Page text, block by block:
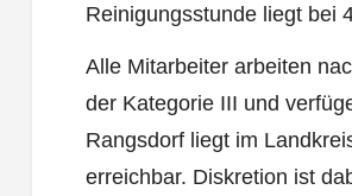
Reinigungsstunde liegt bei
Alle Mitarbeiter arbeiten
der Kategorie III und
Rangsdorf liegt im
erreichbar. Diskretion ist